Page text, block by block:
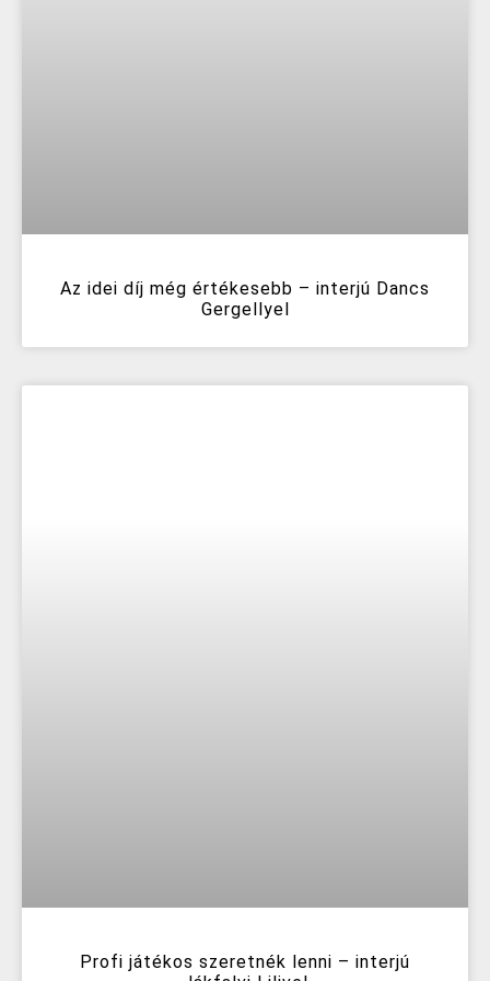
Az idei díj még értékesebb – interjú Dancs
Gergellyel
Profi játékos szeretnék lenni – interjú